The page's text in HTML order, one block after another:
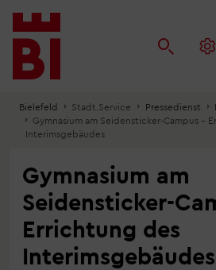
Inhalt
anspringen
Menü
anspringen
Suche
anspringen
Bielefeld Stadt.Service Pressedienst
Gymnasium am Seidensticker-Campus –
Interimsgebäudes
Gymnasium am
Seidensticker-
Errichtung des
Interimsgebäudes